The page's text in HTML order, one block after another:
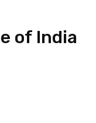
of India